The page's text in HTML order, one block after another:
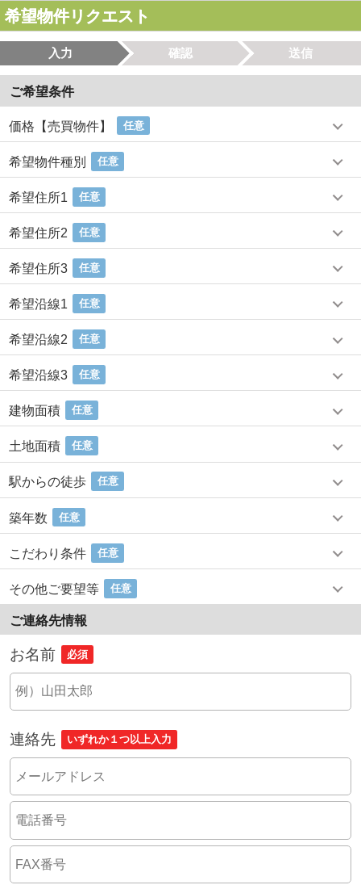
希望物件リクエスト
入力 確認 送信
ご希望条件
価格【売買物件】 任意
希望物件種別 任意
希望住所1 任意
希望住所2 任意
希望住所3 任意
希望沿線1 任意
希望沿線2 任意
希望沿線3 任意
建物面積 任意
土地面積 任意
駅からの徒歩 任意
築年数 任意
こだわり条件 任意
その他ご要望等 任意
ご連絡先情報
お名前 必須
連絡先 いずれか１つ以上入力